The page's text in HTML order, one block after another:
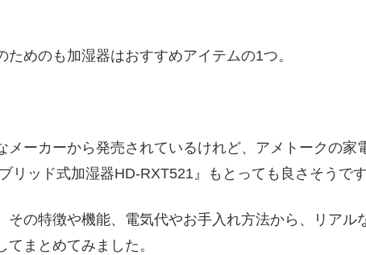
ためのも加湿器はおすすめアイテムの1つ。
メーカーから発売されているけれど、アメトークの家
リッド式加湿器HD-RXT521』もとっても良さそうです
その特徴や機能、電気代やお手入れ方法から、リアル
てまとめてみました。